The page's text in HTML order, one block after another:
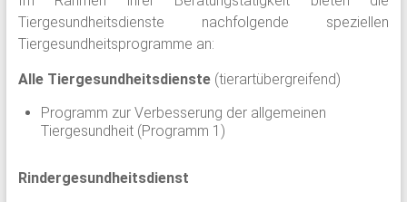
Tiergesundheitsdienste nachfolgende speziellen
Tiergesundheitsprogramme an:
Alle Tiergesundheitsdienste (tierartübergreifend)
Programm zur Verbesserung der allgemeinen
Tiergesundheit (Programm 1)
Rindergesundheitsdienst